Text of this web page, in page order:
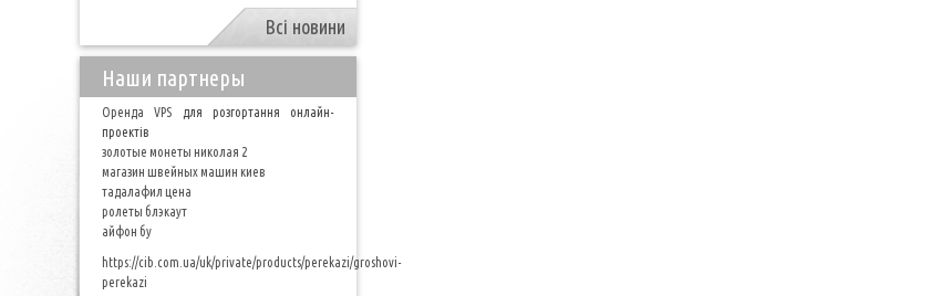
Всі новини
Наши партнеры
Оренда VPS для розгортання онлайн-
проектів
золотые монеты николая 2
магазин швейных машин киев
тадалафил цена
ролеты блэкаут
айфон бу
https://cib.com.ua/uk/private/products/perekazi/groshovi-
perekazi